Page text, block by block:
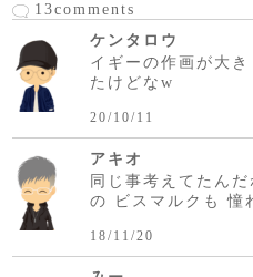
13comments
ケンタロウ
イギーの作画が大
たけどなw
20/10/11
アキオ
同じ事考えてたん
の ビスマルクも 憧
18/11/20